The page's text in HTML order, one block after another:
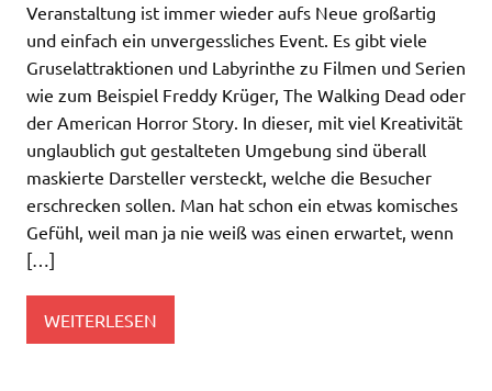
Veranstaltung ist immer wieder aufs Neue großartig
und einfach ein unvergessliches Event. Es gibt viele
Gruselattraktionen und Labyrinthe zu Filmen und Serien
wie zum Beispiel Freddy Krüger, The Walking Dead oder
der American Horror Story. In dieser, mit viel Kreativität
unglaublich gut gestalteten Umgebung sind überall
maskierte Darsteller versteckt, welche die Besucher
erschrecken sollen. Man hat schon ein etwas komisches
Gefühl, weil man ja nie weiß was einen erwartet, wenn
[…]
WEITERLESEN